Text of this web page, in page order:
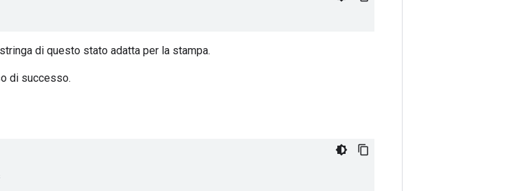
di questo stato adatta per la stampa.
di successo.